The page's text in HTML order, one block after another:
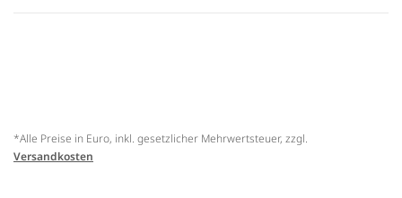
*Alle Preise in Euro, inkl. gesetzlicher Mehrwertsteuer, zzgl.
Versandkosten